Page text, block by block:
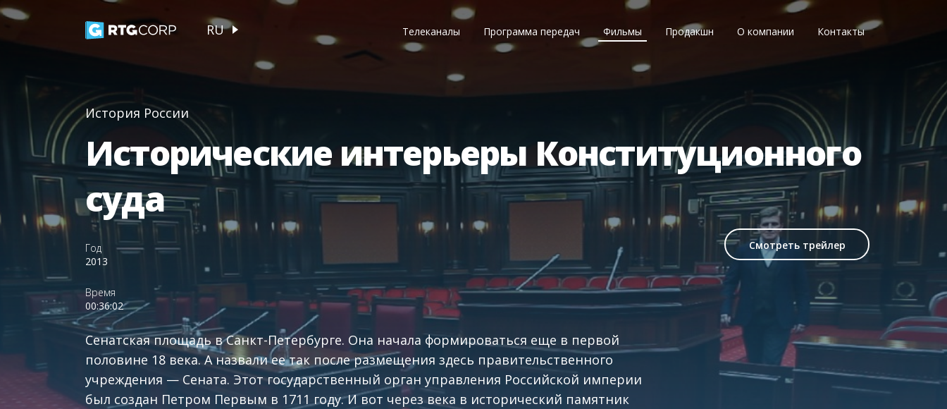
RU Телеканалы Программа передач Фильмы Продакшн О компании Контакты
История России
Исторические интерьеры Конституционного
суда
Смотреть трейлер
Год
2013
Время
00:36:02
Сенатская площадь в Санкт-Петербурге. Она начала формироваться еще в первой
половине 18 века. А назвали ее так после размещения здесь правительственного
учреждения — Сената. Этот государственный орган управления Российской империи
был создан Петром Первым в 1711 году. И вот через века в исторический памятник